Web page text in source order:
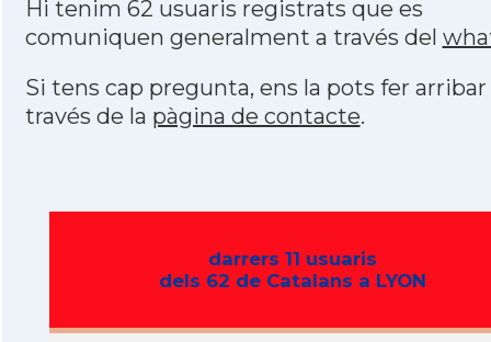
Hi tenim 62 usuaris registrats que es
comuniquen generalment a través del
Si tens cap pregunta, ens la pots fer arribar
través de la pàgina de contacte.
darrers 11 usuaris
dels 62 de Catalans a LYON